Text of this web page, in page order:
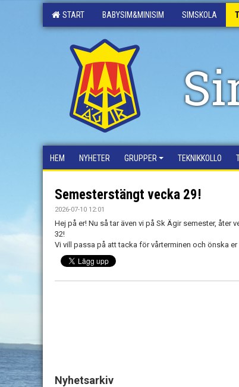
START BABYSIM&MINISIM SIMSKOLA
HEM NYHETER GRUPPER TEKNIKKOLLO
Semesterstängt vecka 29!
2026-07-10 12:01
Hej på er! Nu så tar även vi på Sk Ägir semester,
32!
Vi vill passa på att tacka för vårterminen och önska
Nyhetsarkiv